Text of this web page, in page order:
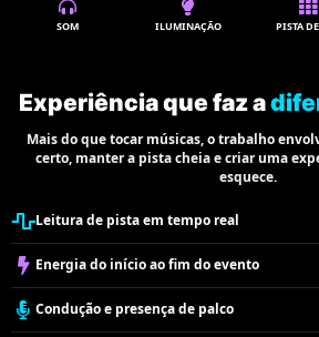
SOM ILUMINAÇÃO PISTA
Experiência que faz a
Mais do que tocar músicas, o trabalho
certo, manter a pista cheia e criar uma
esquece.
Leitura de pista em tempo real
Energia do início ao fim do evento
Condução e presença de palco